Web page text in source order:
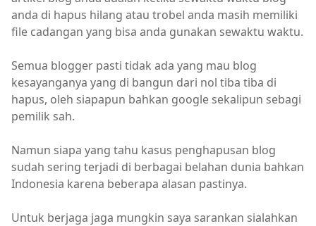
anda di hapus hilang atau trobel anda masih memiliki
file cadangan yang bisa anda gunakan sewaktu waktu.
Semua blogger pasti tidak ada yang mau blog
kesayanganya yang di bangun dari nol tiba tiba di
hapus, oleh siapapun bahkan google sekalipun sebagi
pemilik sah.
Namun siapa yang tahu kasus penghapusan blog
sudah sering terjadi di berbagai belahan dunia bahkan
Indonesia karena beberapa alasan pastinya.
Untuk berjaga jaga mungkin saya sarankan sialahkan